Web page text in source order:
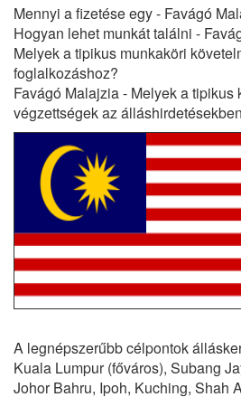
Mennyi a fizetése egy - Favágó
Hogyan lehet munkát találni -
Melyek a tipikus munkaköri
foglalkozáshoz?
Favágó Malajzia - Melyek a tipikus
végzettségek az
A legnépszerűbb célpontok
Kuala Lumpur (főváros), Subang
Johor Bahru, Ipoh, Kuching, Shah